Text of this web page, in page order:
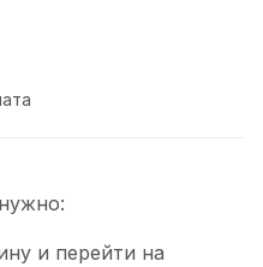
и перейти на